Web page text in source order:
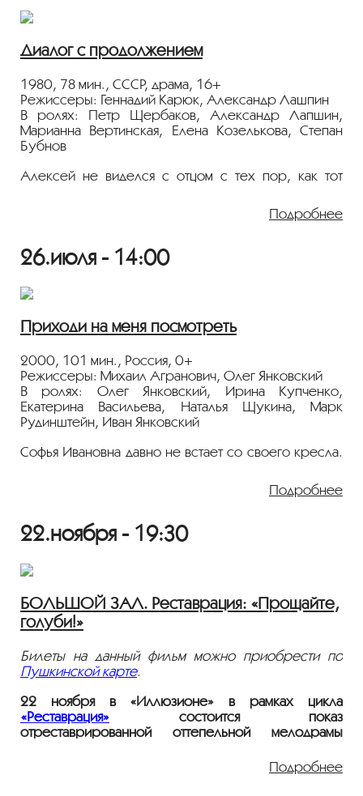
Диалог с продолжением
1980, 78 мин., СССР, драма, 16+
Режиссеры: Геннадий Карюк, Александр Лашпин
В ролях: Петр Щербаков, Александр Лапшин,
Марианна Вертинская, Елена Козелькова, Степан
Бубнов
Алексей не виделся с отцом с тех пор, как тот
литературный институт сын решил навестить отца —
и пожалел о потерянном времени. Тогда отец
Раздосадованный Алексей уехал, в институт
поступил только на четвертый год. Перед началом
учебы сын снова приехал к отцу....
режиссером и оператором Геннадием Карюком.
Подробнее
26.июля - 14:00
Приходи на меня посмотреть
2000, 101 мин., Россия, 0+
Режиссеры: Михаил Агранович, Олег Янковский
В ролях: Олег Янковский, Ирина Купченко,
Екатерина Васильева, Наталья Щукина, Марк
Рудинштейн, Иван Янковский
Софья Ивановна давно не встает со своего кресла.
положением старой девы. Вся ее жизнь — это
заботы о больной матери. Но в один из
собралась умирать. И с этого момента в
московской квартире начинаются настоящие
Подробнее
22.ноября - 19:30
БОЛЬШОЙ ЗАЛ. Реставрация: «Прощайте,
голуби!»
Билеты на данный фильм можно приобрести по
Пушкинской карте.
22 ноября в «Иллюзионе» в рамках цикла
«Реставрация» состоится показ
отреставрированной оттепельной мелодрамы
истории любви юной пары, обожающего голубей
слесаря Гены и медсестры Тани, главные роли
Подробнее